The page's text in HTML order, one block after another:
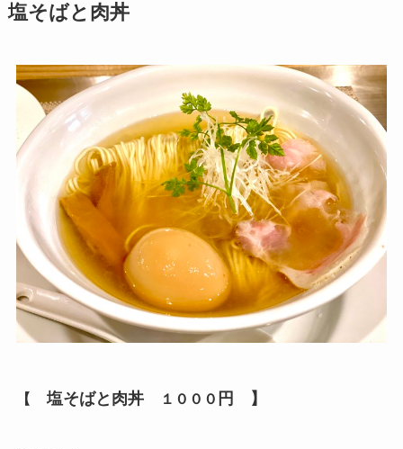
塩そばと肉丼
【 塩そばと肉丼 １０００ 円 】